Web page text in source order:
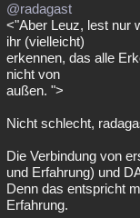
@radagast
<"Aber Leuz, lest nur
ihr (vielleicht)
erkennen, das alle
nicht von
außen. ">
Nicht schlecht,
Die Verbindung von
und Erfahrung) und
Denn das entspricht
Erfahrung.